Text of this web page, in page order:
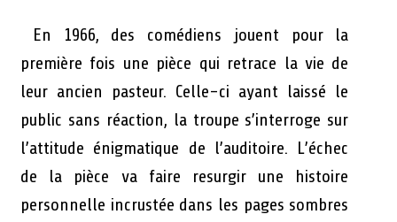
En 1966, des comédiens jouent pour la
première fois une pièce qui retrace la vie de
leur ancien pasteur. Celle-ci ayant laissé le
public sans réaction, la troupe s’interroge sur
l’attitude énigmatique de l’auditoire. L’échec
de la pièce va faire resurgir une histoire
personnelle incrustée dans les pages sombres